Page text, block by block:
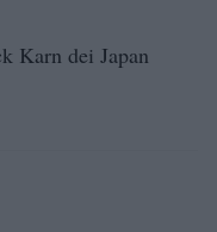
Karn dei Japan